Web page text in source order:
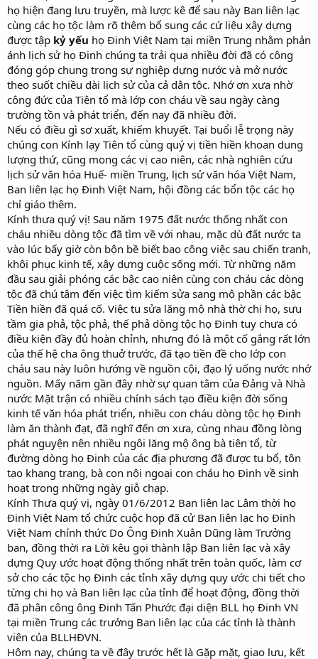
họ hiện đang lưu truyền, mà lược kê để sau này Ban liên lạc
cùng các họ tộc làm rõ thêm bổ sung các cứ liệu xây dựng
được tập kỷ yếu họ Đinh Việt Nam tại miền Trung nhằm phản
ánh lịch sử họ Đinh chúng ta trải qua nhiều đời đã có công
đóng góp chung trong sự nghiệp dựng nước và mở nước
theo suốt chiều dài lịch sử của cả dân tộc. Nhớ ơn xưa nhờ
công đức của Tiên tổ mà lớp con cháu về sau ngày càng
trường tồn và phát triển, đến nay đã nhiều đời.
Nếu có điều gì sơ xuất, khiếm khuyết. Tại buổi lễ trọng này
chúng con Kính lạy Tiên tổ cùng quý vị tiền hiền khoan dung
lượng thứ, cũng mong các vị cao niên, các nhà nghiên cứu
lịch sử văn hóa Huế- miền Trung, lịch sử văn hóa Việt Nam,
Ban liên lạc họ Đinh Việt Nam, hội đồng các bổn tộc các họ
chỉ giáo thêm.
Kính thưa quý vị! Sau năm 1975 đất nước thống nhất con
cháu nhiều dòng tộc đã tìm về với nhau, mặc dù đất nước ta
vào lúc bấy giờ còn bộn bề biết bao công việc sau chiến tranh,
khôi phục kinh tế, xây dựng cuộc sống mới. Từ những năm
đầu sau giải phóng các bậc cao niên cùng con cháu các dòng
tộc đã chú tâm đến việc tìm kiếm sửa sang mộ phần các bậc
Tiền hiền đã quá cố. Việc tu sửa lăng mộ nhà thờ chi họ, sưu
tầm gia phả, tộc phả, thế phả dòng tộc họ Đinh tuy chưa có
điều kiện đầy đủ hoàn chỉnh, nhưng đó là một cố gắng rất lớn
của thế hệ cha ông thuở trước, đã tạo tiền đề cho lớp con
cháu sau này luôn hướng về nguồn cội, đạo lý uống nước nhớ
nguồn. Mấy năm gần đây nhờ sự quan tâm của Đảng và Nhà
nước Mặt trận có nhiều chính sách tạo điều kiện đời sống
kinh tế văn hóa phát triển, nhiều con cháu dòng tộc họ Đinh
làm ăn thành đạt, đã nghĩ đến ơn xưa, cùng nhau đồng lòng
phát nguyện nên nhiều ngôi lăng mộ ông bà tiên tổ, từ
đường dòng họ Đinh của các địa phương đã được tu bổ, tôn
tạo khang trang, bà con nội ngoại con cháu họ Đinh về sinh
hoạt trong những ngày giỗ chạp.
Kính Thưa quý vị, ngày 01/6/2012 Ban liên lạc Lâm thời họ
Đinh Việt Nam tổ chức cuộc họp đã cử Ban liên lạc họ Đinh
Việt Nam chính thức Do Ông Đinh Xuân Dũng làm Trưởng
ban, đồng thời ra Lời kêu gọi thành lập Ban liên lạc và xây
dựng Quy ước hoạt động thống nhất trên toàn quốc, làm cơ
sở cho các tộc họ Đinh các tỉnh xây dựng quy ước chi tiết cho
từng chi họ và Ban liên lạc của tỉnh để hoạt động, đồng thời
đã phân công ông Đinh Tấn Phước đại diện BLL họ Đinh VN
tại miền Trung các trưởng Ban liên lạc của các tỉnh là thành
viên của BLLHĐVN.
Hôm nay, chúng ta về đây trước hết là Gặp mặt, giao lưu, kết